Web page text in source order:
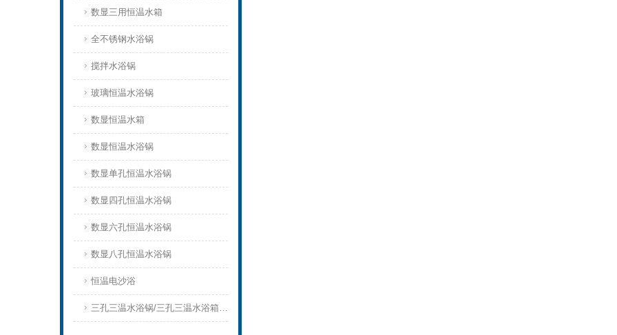
数显三用恒温水箱
全不锈钢水浴锅
搅拌水浴锅
玻璃恒温水浴锅
数显恒温水箱
数显恒温水浴锅
数显单孔恒温水浴锅
数显四孔恒温水浴锅
数显六孔恒温水浴锅
数显八孔恒温水浴锅
恒温电沙浴
三孔三温水浴锅/三孔三温水浴箱三孔三温水浴槽